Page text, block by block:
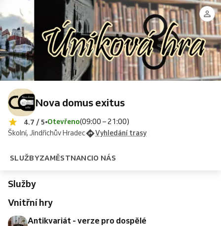
Nova domus exitus
4.7 / 5 Otevřeno(09:00 – 21:00)
Školní, Jindřichův Hradec
Vyhledání trasy
SLUŽBYZAMĚSTNANCIO NÁS
Služby
Vnitřní hry
-
verze
pro
dospělé
Antikvariát - verze pro dospělé
antikváře
-
verze
pro
děti
stopách
Jindřicha
I.
z
Hradce
I.
Hradce
domus
exitus